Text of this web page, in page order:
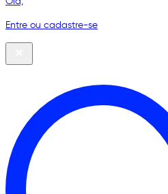
Entre ou cadastre-se